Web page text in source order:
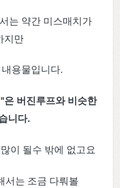
는 약간 미스매치가
지만
용물입니다.
은 버진루프와 비슷한
니다.
이 될수 밖에 없고요
서는 조금 다뤄볼